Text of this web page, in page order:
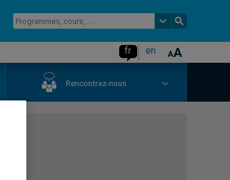
fr en
Rencontrez-nous